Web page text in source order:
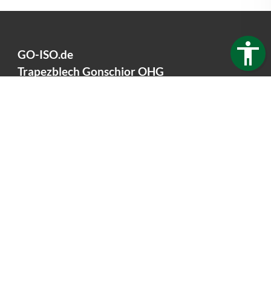
GO-ISO.de
Trapezblech Gonschior OHG